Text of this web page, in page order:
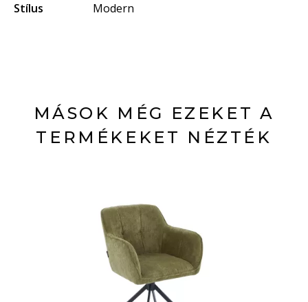
Stílus
Modern
MÁSOK MÉG EZEKET A
TERMÉKEKET NÉZTÉK